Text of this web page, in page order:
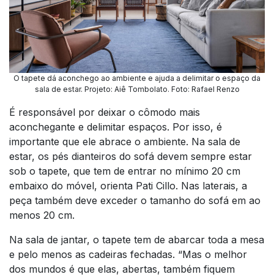
O tapete dá aconchego ao ambiente e ajuda a delimitar o espaço da
sala de estar. Projeto: Aiê Tombolato. Foto: Rafael Renzo
É responsável por deixar o cômodo mais
aconchegante e delimitar espaços. Por isso, é
importante que ele abrace o ambiente. Na sala de
estar, os pés dianteiros do sofá devem sempre estar
sob o tapete, que tem de entrar no mínimo 20 cm
embaixo do móvel, orienta Pati Cillo. Nas laterais, a
peça também deve exceder o tamanho do sofá em ao
menos 20 cm.
Na sala de jantar, o tapete tem de abarcar toda a mesa
e pelo menos as cadeiras fechadas. “Mas o melhor
dos mundos é que elas, abertas, também fiquem